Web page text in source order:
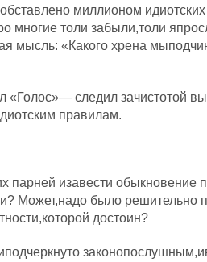
миллионом
многие толи забыли,толи
мысль: «Какого хрена
«Голос»— следил зачистотой
правилам.
парней изавести обыкновение
Может,надо было решительно
достоин?